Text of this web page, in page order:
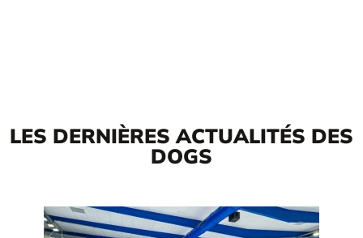
LES DERNIÈRES ACTUALITÉS DES
DOGS